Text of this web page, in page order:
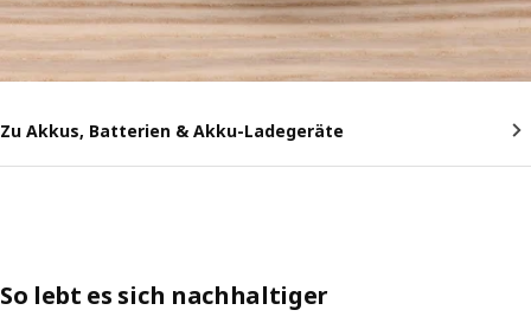
Zu Akkus, Batterien & Akku-Ladegeräte
So lebt es sich nachhaltiger